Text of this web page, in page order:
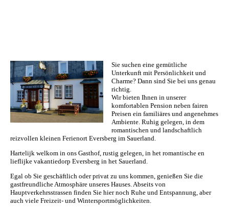
Sie suchen eine gemütliche
Unterkunft mit Persönlichkeit und
Charme? Dann sind Sie bei uns genau
richtig.
Wir bieten Ihnen in unserer
komfortablen Pension neben fairen
Preisen ein familiäres und angenehmes
Ambiente. Ruhig gelegen, in dem
romantischen und landschaftlich
reizvollen kleinen Ferienort Eversberg im Sauerland.
Hartelijk welkom in ons Gasthof, rustig gelegen, in het romantische en
lieflijke vakantiedorp Eversberg in het Sauerland.
Egal ob Sie geschäftlich oder privat zu uns kommen, genießen Sie die
gastfreundliche Atmosphäre unseres Hauses. Abseits von
Hauptverkehrsstrassen finden Sie hier noch Ruhe und Entspannung, aber
auch viele Freizeit- und Wintersportmöglichkeiten.